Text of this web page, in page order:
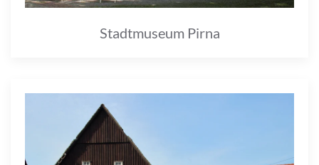
Stadtmuseum Pirna